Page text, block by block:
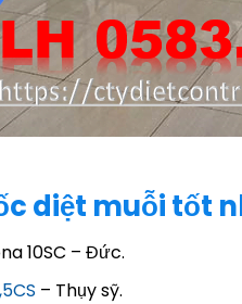
diệt muỗi tốt
10SC – Đức.
– Thụy sỹ.